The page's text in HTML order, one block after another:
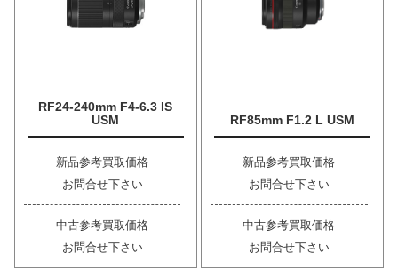
RF24-240mm F4-6.3 IS
USM
新品参考買取価格
お問合せ下さい
中古参考買取価格
お問合せ下さい
RF85mm F1.2 L USM
新品参考買取価格
お問合せ下さい
中古参考買取価格
お問合せ下さい